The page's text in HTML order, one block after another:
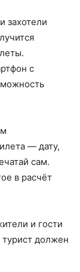
захотели
с
— дату,
сам.
в расчёт
и гости
должен